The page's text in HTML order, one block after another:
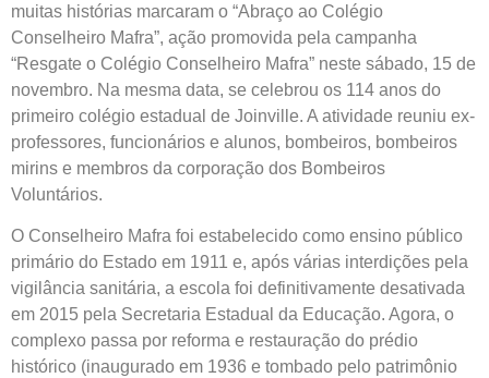
muitas histórias marcaram o “Abraço ao Colégio
Conselheiro Mafra”, ação promovida pela campanha
“Resgate o Colégio Conselheiro Mafra” neste sábado, 15 de
novembro. Na mesma data, se celebrou os 114 anos do
primeiro colégio estadual de Joinville. A atividade reuniu ex-
professores, funcionários e alunos, bombeiros, bombeiros
mirins e membros da corporação dos Bombeiros
Voluntários.
O Conselheiro Mafra foi estabelecido como ensino público
primário do Estado em 1911 e, após várias interdições pela
vigilância sanitária, a escola foi definitivamente desativada
em 2015 pela Secretaria Estadual da Educação. Agora, o
complexo passa por reforma e restauração do prédio
histórico (inaugurado em 1936 e tombado pelo patrimônio